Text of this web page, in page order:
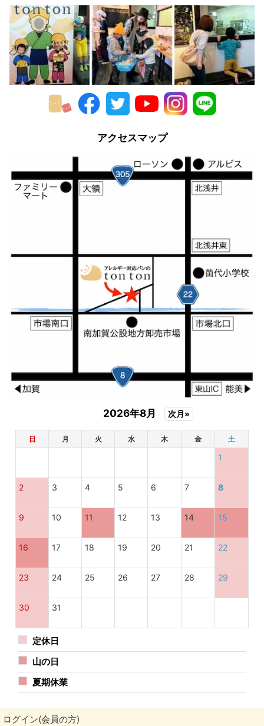
ミニサイズのパンを作っているパン屋さんは、巷でも
多くありません。
なぜなら、ミニサイズのパンを作るのは、とーっても
手間がかかるから。
大きさが半分だからといって、作る時間や労力は半分
になりません。
は、毎日たくさんの種類のパンを焼くだけでも大忙
し。
ミニパンを製造する余裕は、きっとないと思います。
でもうちは、アレルギー対応パンという、お客様の需
要から生まれたパンを作っている工場。
だからこそ、お客様の望まれるミニパンを作ること
は、とても大事なことだと思ったのです。
キミにピッタリの、ミニサイズの菓子パン
まだ食べれそうなら、もういっこどうぞ ♪
つもの菓子パンを、お子様でも食べ切れる小さなミニサイズ
がみんなと同じものを食べられる、笑顔になれる商品をお届
けします。
アクセスマップ
2026年8月 次月»
日 月 火 水 木 金 土
1
2 3 4 5 6 7 8
9 10 11 12 13 14 15
16 17 18 19 20 21 22
23 24 25 26 27 28 29
30 31
定休日
山の日
夏期休業
ログイン(会員の方)